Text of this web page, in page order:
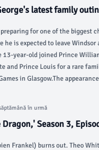
latest family
for one of the biggest
he is expected to leave
13-year-old joined Prince
and Prince Louis for a rare
in Glasgow.The
în urmă
Season 3,
Frankel) burns out. Theo